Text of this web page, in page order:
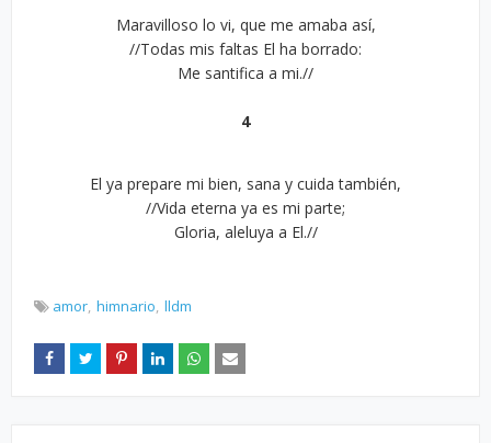
Maravilloso lo vi, que me amaba así,
//Todas mis faltas El ha borrado:
Me santifica a mi.//
4
El ya prepare mi bien, sana y cuida también,
//Vida eterna ya es mi parte;
Gloria, aleluya a El.//
amor himnario lldm